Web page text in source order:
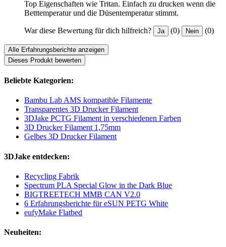
Top Eigenschaften wie Tritan. Einfach zu drucken wenn die
Betttemperatur und die Düsentemperatur stimmt.
War diese Bewertung für dich hilfreich? Ja (0) Nein (0)
Alle Erfahrungsberichte anzeigen
Dieses Produkt bewerten
Beliebte Kategorien:
Bambu Lab AMS kompatible Filamente
Transparentes 3D Drucker Filament
3DJake PCTG Filament in verschiedenen Farben
3D Drucker Filament 1,75mm
Gelbes 3D Drucker Filament
3DJake entdecken:
Recycling Fabrik
Spectrum PLA Special Glow in the Dark Blue
BIGTREETECH MMB CAN V2.0
6 Erfahrungsberichte für eSUN PETG White
eufyMake Flatbed
Neuheiten: